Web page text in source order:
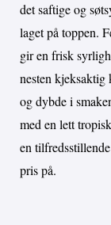
det saftige og
laget på toppen.
gir en frisk
nesten kjeksaktig
og dybde i
med en lett
en
pris på.